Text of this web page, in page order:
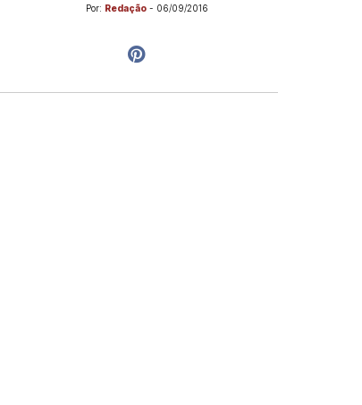
Por: Redação - 06/09/2016